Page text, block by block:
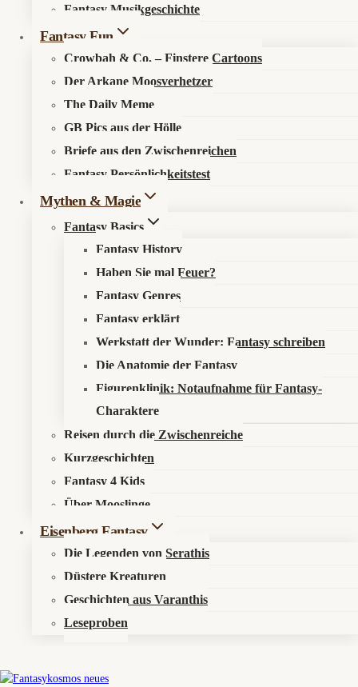
Fantasy Musikgeschichte
Fantasy Fun
Crowbah & Co. – Finstere Cartoons
Der Arkane Moosverhetzer
The Daily Meme
GB Pics aus der Hölle
Briefe aus den Zwischenreichen
Fantasy Persönlichkeitstest
Mythen & Magie
Fantasy Basics
Fantasy History
Haben Sie mal Feuer?
Fantasy Genres
Fantasy erklärt
Werkstatt der Wunder: Fantasy schreiben
Die Anatomie der Fantasy
Figurenklinik: Notaufnahme für Fantasy-
Charaktere
Reisen durch die Zwischenreiche
Kurzgeschichten
Fantasy 4 Kids
Über Mooslinge
Eisenberg Fantasy
Die Legenden von Serathis
Düstere Kreaturen
Geschichten aus Varanthis
Leseproben
Search in content
House of the Dragon Staffel 3:
Westeros liefert einen Brandschutz-Albtraum mit
Drachenzertifikat
Westeros fehlen die Feuerlöscher
📰 Was ist los?
Schlacht in der Gurgel inHouse of the Dragon Staffel 3
Dazu kommen gewaltige Produktionszahlen wie15.000
stunterfahrene Komparsen,
Propangas.
🐛 Was denken wir?
Westeros liefert keine Schlacht, Westeros liefert einen wahren
Brandschutz-Albtraum mit maximalem Drachenfeuer. Wenn eine
wieder im richtigen Tonfall angekommen.
🔥 House of the Dragon Staffel 3: Westeros
Drachenzertifikat